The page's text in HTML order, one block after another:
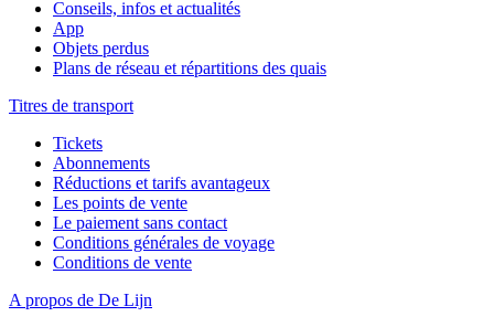
Conseils, infos et actualités
App
Objets perdus
Plans de réseau et répartitions des quais
Titres de transport
Tickets
Abonnements
Réductions et tarifs avantageux
Les points de vente
Le paiement sans contact
Conditions générales de voyage
Conditions de vente
A propos de De Lijn